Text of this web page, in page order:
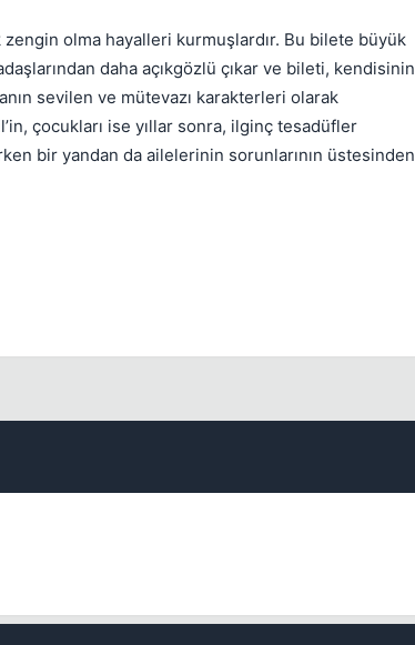
olma hayalleri kurmuşlardır. Bu bilete büyük
daha açıkgözlü çıkar ve bileti, kendisinin
sevilen ve mütevazı karakterleri olarak
çocukları ise yıllar sonra, ilginç tesadüfler
bir yandan da ailelerinin sorunlarının üstesinden